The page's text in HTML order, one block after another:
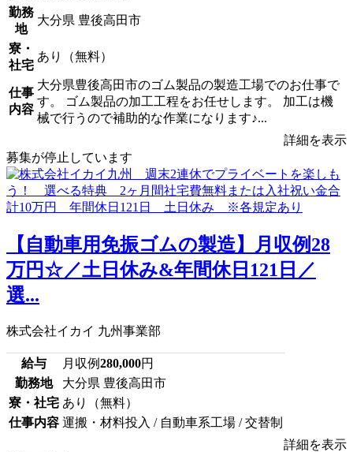
勤務
地
大分県 豊後高田市
寮・
社宅
あり（無料）
仕事
内容
大分県豊後高田市のゴム製品の製造工場でのお仕事で
す。 ゴム製品の加工工程をお任せします。 加工は機
械で行うので補助的な作業になります♪...
詳細を表示
募集が停止しています
【自動車用免振ゴムの製造】月収例28
万円☆／土日休み&年間休日121日／
選...
株式会社イカイ 九州事業部
給与 月収例280,000円
勤務地
大分県 豊後高田市
寮・社宅 あり（無料）
仕事内容 運搬・材料投入 / 自動車系工場 / 交替制
詳細を表示